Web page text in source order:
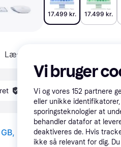
17.499 kr. 17.499 kr.
Læs om produktet
blå.
Vi bruger
Vi og vores 152 partnere
eller unikke
sporingsteknologier at
behandler datafor at
deaktiveres de. Hvis
ikke så relevant for dig.